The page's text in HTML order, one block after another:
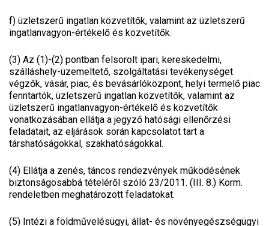
f) üzletszerű ingatlan közvetítők, valamint az üzletszerű
ingatlanvagyon-értékelő és közvetítők.
(3) Az (1)-(2) pontban felsorolt ipari, kereskedelmi,
szálláshely-üzemeltető, szolgáltatási tevékenységet
végzők, vásár, piac, és bevásárlóközpont, helyi termelő piac
fenntartók, üzletszerű ingatlan közvetítők, valamint az
üzletszerű ingatlanvagyon-értékelő és közvetítők
vonatkozásában ellátja a jegyző hatósági ellenőrzési
feladatait, az eljárások során kapcsolatot tart a
társhatóságokkal, szakhatóságokkal.
(4) Ellátja a zenés, táncos rendezvények működésének
biztonságosabbá tételéről szóló 23/2011. (III. 8.) Korm.
rendeletben meghatározott feladatokat.
(5) Intézi a földművelésügyi, állat- és növényegészségügyi